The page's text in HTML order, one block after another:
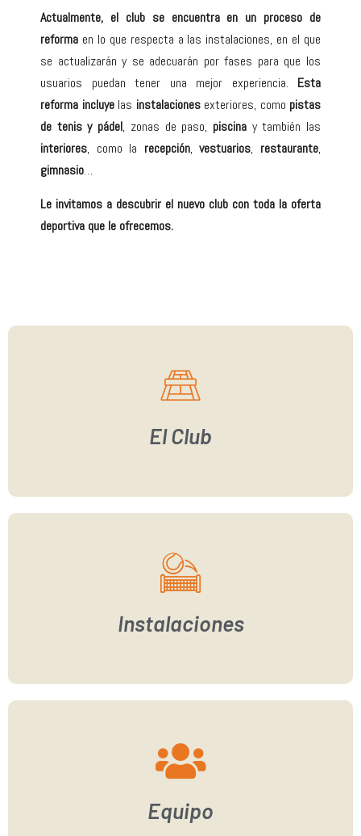
Actualmente, el club se encuentra en un proceso de
reforma en lo que respecta a las instalaciones, en el que
se actualizarán y se adecuarán por fases para que los
usuarios puedan tener una mejor experiencia. Esta
reforma incluyelas instalacionesexteriores, como pistas
de tenis y pádel, zonas de paso, piscinay también las
interiores, como la recepción,vestuarios, restaurante,
gimnasio…
Le invitamos a descubrir el nuevo club con toda la oferta
deportiva que le ofrecemos.
El Club
Instalaciones
Equipo